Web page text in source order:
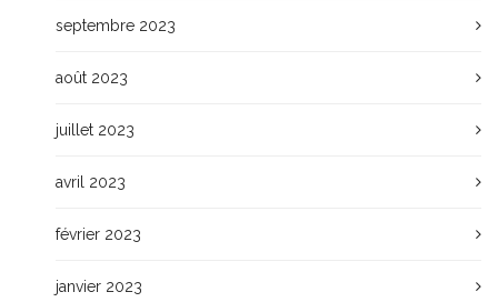
septembre 2023
août 2023
juillet 2023
avril 2023
février 2023
janvier 2023